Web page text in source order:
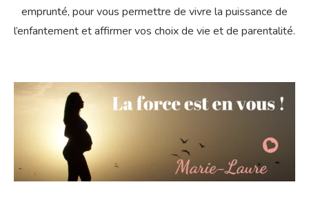
Vivre la naissance en confiance, dans l’amour, le
Je vous aide à prendre ce chemin, que j’ai moi-même
emprunté, pour vous permettre de vivre la puissance de
l’enfantement et affirmer vos choix de vie et de parentalité.